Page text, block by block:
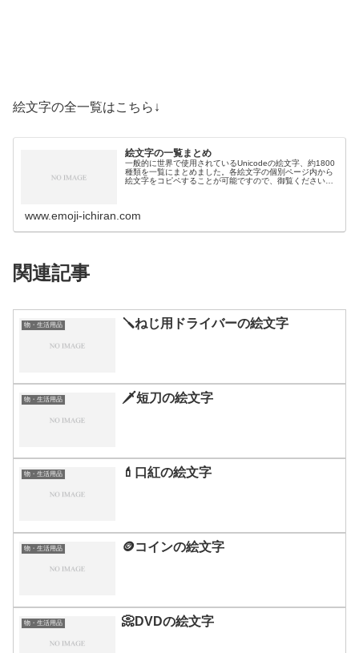
絵文字の全一覧はこちら↓
絵文字の一覧まとめ
一般的に世界で使用されているUnicodeの絵文字、約1800
種類を一覧にまとめました。各絵文字の個別ページ内から
絵文字をコピペすることが可能ですので、御覧ください。
www.emoji-ichiran.com
関連記事
物・生活用品 🪛ねじ用ドライバーの絵文字
物・生活用品 🗡️短刀の絵文字
物・生活用品 💄口紅の絵文字
物・生活用品 🪙コインの絵文字
物・生活用品 📀DVDの絵文字